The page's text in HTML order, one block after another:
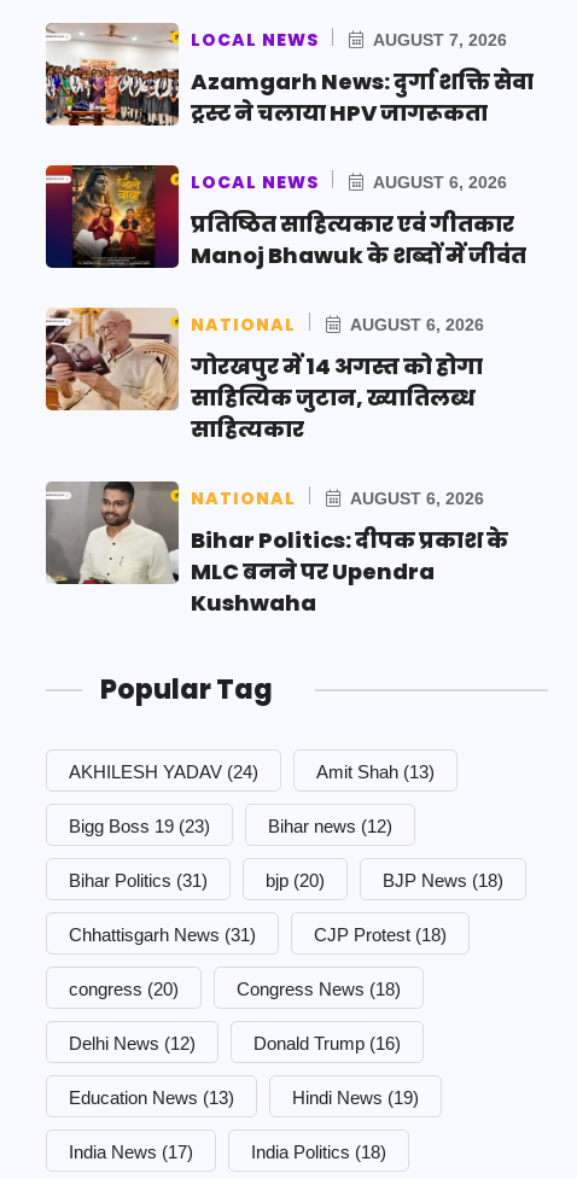
LOCAL NEWS AUGUST 7, 2026
Azamgarh News: दुर्गा शक्ति सेवा
ट्रस्ट ने चलाया HPV जागरूकता
LOCAL NEWS AUGUST 6, 2026
प्रतिष्ठित साहित्यकार एवं गीतकार
Manoj Bhawuk के शब्दों में जीवंत
NATIONAL AUGUST 6, 2026
गोरखपुर में 14 अगस्त को होगा
साहित्यिक जुटान, ख्यातिलब्ध
साहित्यकार
NATIONAL AUGUST 6, 2026
Bihar Politics: दीपक प्रकाश के
MLC बनने पर Upendra
Kushwaha
Popular Tag
AKHILESH YADAV (24) Amit Shah (13)
Bigg Boss 19 (23) Bihar news (12)
Bihar Politics (31) bjp (20) BJP News (18)
Chhattisgarh News (31) CJP Protest (18)
congress (20) Congress News (18)
Delhi News (12) Donald Trump (16)
Education News (13) Hindi News (19)
India News (17) India Politics (18)